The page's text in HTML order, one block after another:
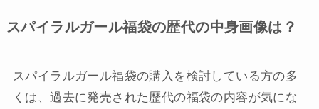
スパイラルガール福袋の歴代の中身画像は？
スパイラルガール福袋の購入を検討している方の多
くは、過去に発売された歴代の福袋の内容が気にな